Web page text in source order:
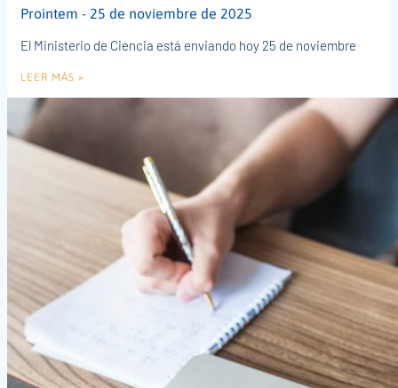
Prointem
25 de noviembre de 2025
El Ministerio de Ciencia está enviando hoy 25 de noviembre
LEER MÁS »